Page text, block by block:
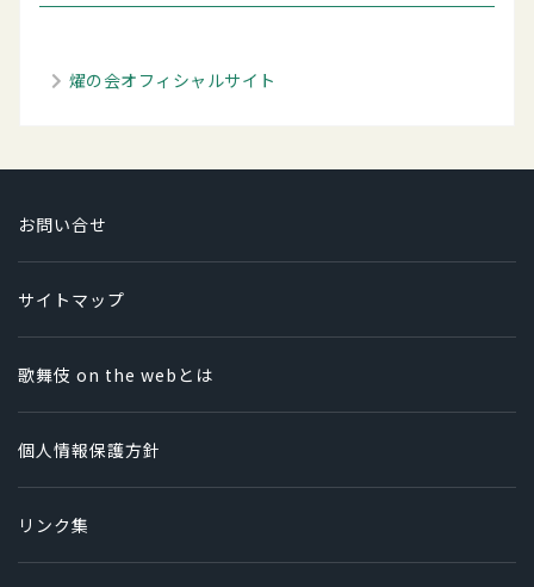
燿の会オフィシャルサイト
お問い合せ
サイトマップ
歌舞伎 on the webとは
個人情報保護方針
リンク集